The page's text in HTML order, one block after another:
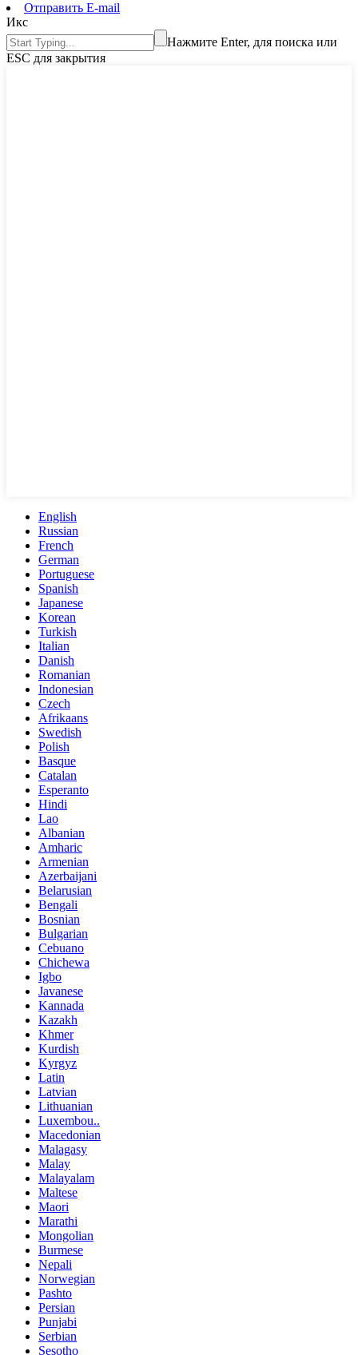
Отправить E-mail
Икс
Нажмите Enter, для поиска или
ESC для закрытия
English
Russian
French
German
Portuguese
Spanish
Japanese
Korean
Turkish
Italian
Danish
Romanian
Indonesian
Czech
Afrikaans
Swedish
Polish
Basque
Catalan
Esperanto
Hindi
Lao
Albanian
Amharic
Armenian
Azerbaijani
Belarusian
Bengali
Bosnian
Bulgarian
Cebuano
Chichewa
Igbo
Javanese
Kannada
Kazakh
Khmer
Kurdish
Kyrgyz
Latin
Latvian
Lithuanian
Luxembou..
Macedonian
Malagasy
Malay
Malayalam
Maltese
Maori
Marathi
Mongolian
Burmese
Nepali
Norwegian
Pashto
Persian
Punjabi
Serbian
Sesotho